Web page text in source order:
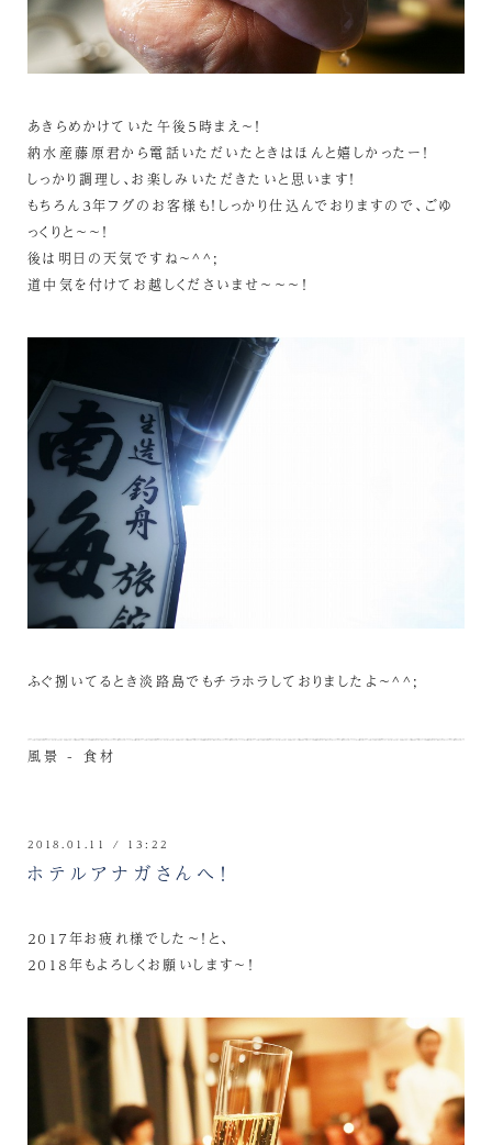
あきらめかけていた午後５時まえ～！
納水産藤原君から電話いただいたときはほんと嬉しかったー！
しっかり調理し、お楽しみいただきたいと思います！
もちろん３年フグのお客様も！しっかり仕込んでおりますので、ごゆ
っくりと～～！
後は明日の天気ですね～^^;
道中気を付けてお越しくださいませ～～～！
ふぐ捌いてるとき淡路島でもチラホラしておりましたよ～^^;
風景 - 食材
2018.01.11 / 13:22
ホテルアナガさんへ！
２０１７年お疲れ様でした～！と、
２０１８年もよろしくお願いします～！